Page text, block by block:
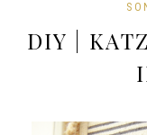
DIY |